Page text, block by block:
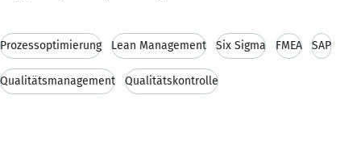
Prozessoptimierung Lean Management Six Sigma FMEA SAP
Qualitätsmanagement Qualitätskontrolle